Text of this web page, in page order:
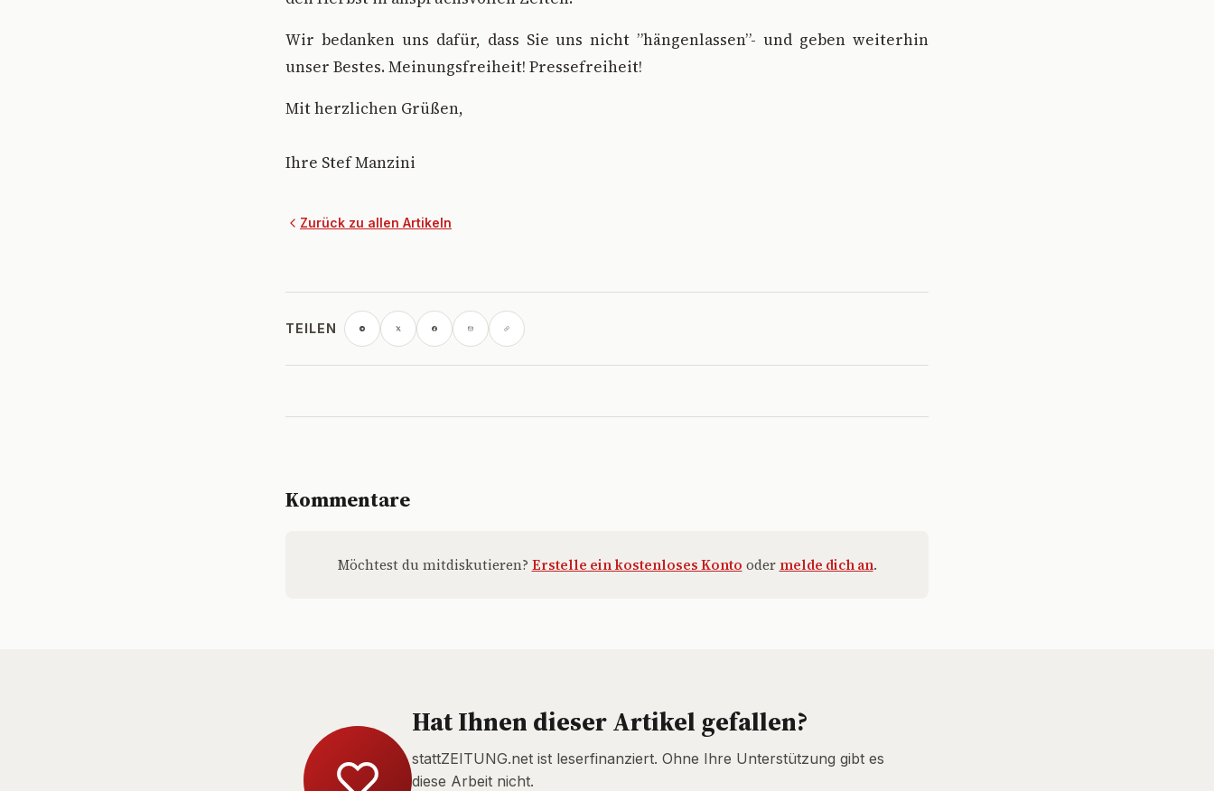
Wir bedanken uns dafür, dass Sie uns nicht ”hängenlassen”- und geben weiterhin
unser Bestes. Meinungsfreiheit! Pressefreiheit!
Mit herzlichen Grüßen,
Ihre Stef Manzini
Zurück zu allen Artikeln
TEILEN
Kommentare
Möchtest du mitdiskutieren? Erstelle ein kostenloses Konto oder melde dich an.
Hat Ihnen dieser Artikel gefallen?
stattZEITUNG.net ist leserfinanziert. Ohne Ihre Unterstützung gibt es
diese Arbeit nicht.